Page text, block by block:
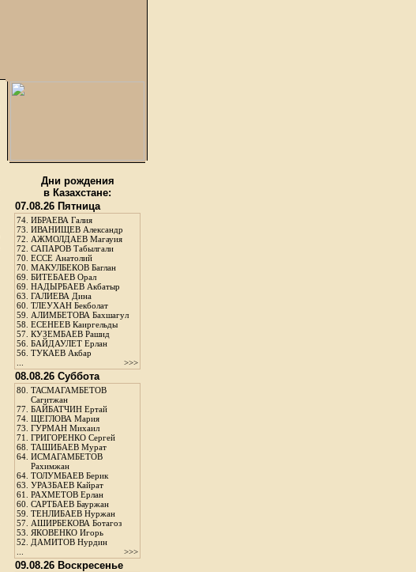
Дни рождения
в Казахстане:
07.08.26 Пятница
74. ИБРАЕВА Галия
73. ИВАНИЩЕВ Александр
72. АЖМОЛДАЕВ Магауия
72. САПАРОВ Табылгали
70. ЕССЕ Анатолий
70. МАКУЛБЕКОВ Баглан
69. БИТЕБАЕВ Орал
69. НАДЫРБАЕВ Акбатыр
63. ГАЛИЕВА Дина
60. ТЛЕУХАН Бекболат
59. АЛИМБЕТОВА Бахшагул
58. ЕСЕНЕЕВ Каиргельды
57. КУЗЕМБАЕВ Рашид
56. БАЙДАУЛЕТ Ерлан
56. ТУКАЕВ Акбар
>>>
08.08.26 Суббота
80. ТАСМАГАМБЕТОВ
Сагитжан
77. БАЙБАТЧИН Ертай
74. ЩЕГЛОВА Мария
73. ГУРМАН Михаил
71. ГРИГОРЕНКО Сергей
68. ТАШИБАЕВ Мурат
64. ИСМАГАМБЕТОВ
Рахимжан
64. ТОЛУМБАЕВ Берик
63. УРАЗБАЕВ Кайрат
61. РАХМЕТОВ Ерлан
60. САРТБАЕВ Бауржан
59. ТЕНЛИБАЕВ Нуржан
57. АШИРБЕКОВА Ботагоз
53. ЯКОВЕНКО Игорь
52. ДАМИТОВ Нурдин
>>>
09.08.26 Воскресенье